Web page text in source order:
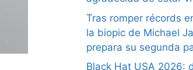
Tras romper récords
la biopic de Michael
prepara su segunda
Black Hat USA 2026: